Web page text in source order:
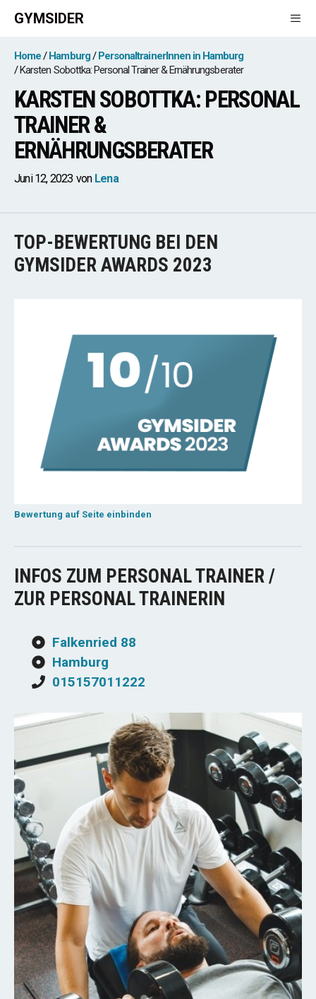
Zum
Inhalt
springen
GYMSIDER
Home Hamburg
PersonaltrainerInnen in Hamburg
Karsten Sobottka: Personal Trainer & Ernährungsberater
KARSTEN SOBOTTKA: PERSONAL
TRAINER &
ERNÄHRUNGSBERATER
Juni 12, 2023 von Lena
TOP-BEWERTUNG BEI DEN
GYMSIDER AWARDS 2023
Bewertung auf Seite einbinden
INFOS ZUM PERSONAL TRAINER /
ZUR PERSONAL TRAINERIN
Falkenried 88
Hamburg
015157011222